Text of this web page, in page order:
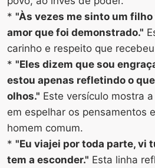
* "Às vezes me sinto um
amor que foi demonstrado."
carinho e respeito que
* "Eles dizem que sou
estou apenas refletindo o
olhos." Este versículo mostra
em espelhar os pensamentos
homem comum.
* "Eu viajei por toda parte, vi
tem a esconder." Esta linha